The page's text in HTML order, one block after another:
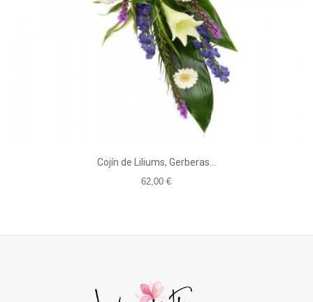
Cojín de Liliums, Gerberas...
62,00 €